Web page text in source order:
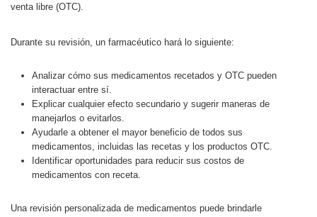
venta libre (OTC).
Durante su revisión, un farmacéutico hará lo siguiente:
Analizar cómo sus medicamentos recetados y OTC pueden
interactuar entre sí.
Explicar cualquier efecto secundario y sugerir maneras de
manejarlos o evitarlos.
Ayudarle a obtener el mayor beneficio de todos sus
medicamentos, incluidas las recetas y los productos OTC.
Identificar oportunidades para reducir sus costos de
medicamentos con receta.
Una revisión personalizada de medicamentos puede brindarle